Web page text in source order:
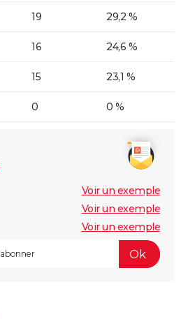
19 29,2 %
16 24,6 %
15 23,1 %
0 0 %
Voir un exemple
Voir un exemple
Voir un exemple